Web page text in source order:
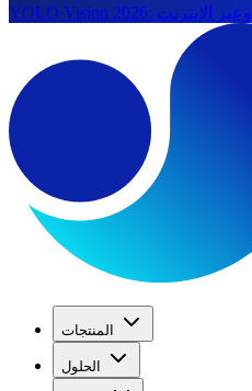
YOLO Vision 2026:
المنتجات
الحلول